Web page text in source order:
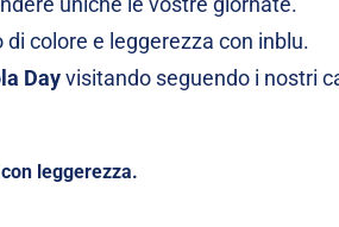
colore e leggerezza con inblu.
Dayvisitando seguendo i nostri
leggerezza.